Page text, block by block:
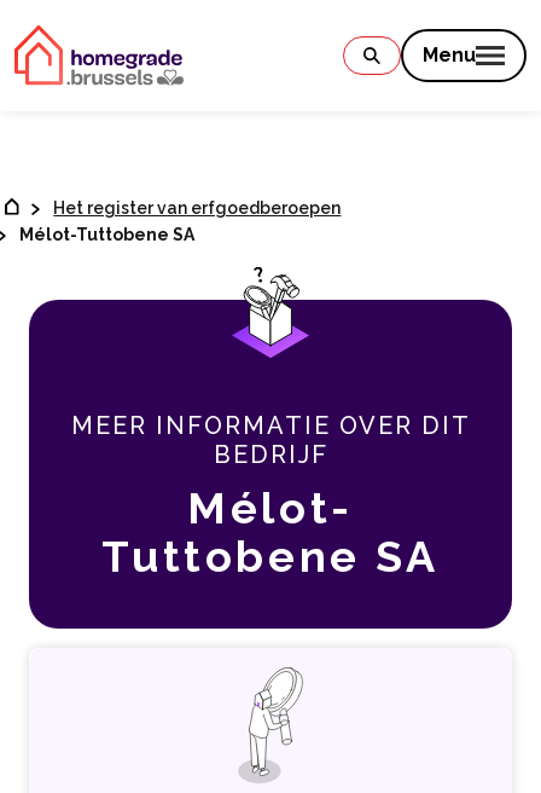
Menu
Het register van erfgoedberoepen
Mélot-Tuttobene SA
MEER INFORMATIE OVER DIT
BEDRIJF
Mélot-
Tuttobene SA